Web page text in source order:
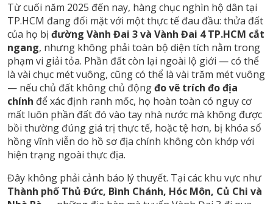
Từ cuối năm 2025 đến nay, hàng chục nghìn hộ dân tại
TP.HCM đang đối mặt với một thực tế đau đầu: thửa đất
của họ bị đường Vành Đai 3 và Vành Đai 4 TP.HCM cắt
ngang, nhưng không phải toàn bộ diện tích nằm trong
phạm vi giải tỏa. Phần đất còn lại ngoài lộ giới — có thể
là vài chục mét vuông, cũng có thể là vài trăm mét vuông
— nếu chủ đất không chủ độngđo vẽ trích đo địa
chính để xác định ranh mốc, họ hoàn toàn có nguy cơ
mất luôn phần đất đó vào tay nhà nước mà không được
bồi thường đúng giá trị thực tế, hoặc tệ hơn, bị khóa sổ
hồng vĩnh viễn do hồ sơ địa chính không còn khớp với
hiện trạng ngoài thực địa.
Đây không phải cảnh báo lý thuyết. Tại các khu vực như
Thành phố Thủ Đức, Bình Chánh, Hóc Môn, Củ Chi và